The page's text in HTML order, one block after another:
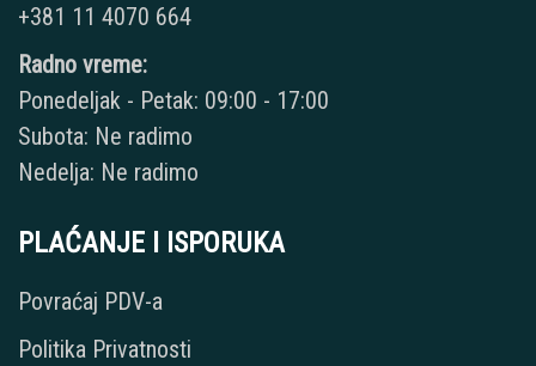
+381 11 4070 664
Radno vreme:
Ponedeljak - Petak: 09:00 - 17:00
Subota: Ne radimo
Nedelja: Ne radimo
PLAĆANJE I ISPORUKA
Povraćaj PDV-a
Politika Privatnosti